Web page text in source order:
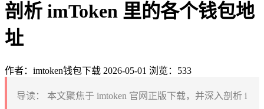
剖析 imToken 里的各个钱包地
址
作者：imtoken钱包下载 2026-05-01 浏览：533
导读：
本文聚焦于 imtoken 官网正版下载，并深入剖析 i